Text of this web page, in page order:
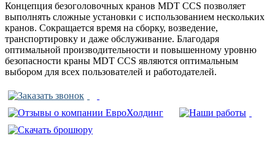
Концепция безоголовочных кранов MDT CCS позволяет
выполнять сложные установки с использованием нескольких
кранов. Сокращается время на сборку, возведение,
транспортировку и даже обслуживание. Благодаря
оптимальной производительности и повышенному уровню
безопасности краны MDT CCS являются оптимальным
выбором для всех пользователей и работодателей.